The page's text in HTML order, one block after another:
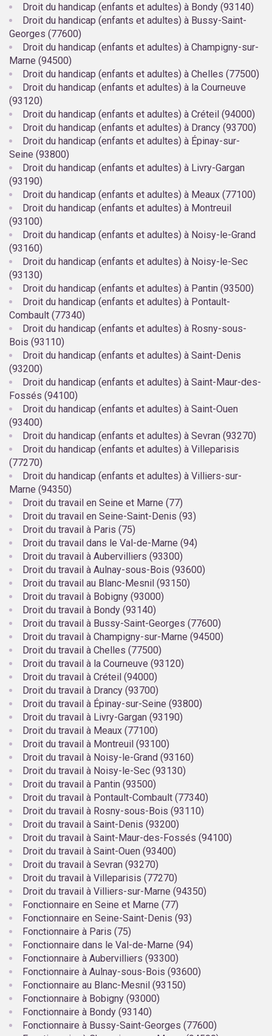
Droit du handicap (enfants et adultes) à Bondy (93140)
Droit du handicap (enfants et adultes) à Bussy-Saint-
Georges (77600)
Droit du handicap (enfants et adultes) à Champigny-sur-
Marne (94500)
Droit du handicap (enfants et adultes) à Chelles (77500)
Droit du handicap (enfants et adultes) à la Courneuve
(93120)
Droit du handicap (enfants et adultes) à Créteil (94000)
Droit du handicap (enfants et adultes) à Drancy (93700)
Droit du handicap (enfants et adultes) à Épinay-sur-
Seine (93800)
Droit du handicap (enfants et adultes) à Livry-Gargan
(93190)
Droit du handicap (enfants et adultes) à Meaux (77100)
Droit du handicap (enfants et adultes) à Montreuil
(93100)
Droit du handicap (enfants et adultes) à Noisy-le-Grand
(93160)
Droit du handicap (enfants et adultes) à Noisy-le-Sec
(93130)
Droit du handicap (enfants et adultes) à Pantin (93500)
Droit du handicap (enfants et adultes) à Pontault-
Combault (77340)
Droit du handicap (enfants et adultes) à Rosny-sous-
Bois (93110)
Droit du handicap (enfants et adultes) à Saint-Denis
(93200)
Droit du handicap (enfants et adultes) à Saint-Maur-des-
Fossés (94100)
Droit du handicap (enfants et adultes) à Saint-Ouen
(93400)
Droit du handicap (enfants et adultes) à Sevran (93270)
Droit du handicap (enfants et adultes) à Villeparisis
(77270)
Droit du handicap (enfants et adultes) à Villiers-sur-
Marne (94350)
Droit du travail en Seine et Marne (77)
Droit du travail en Seine-Saint-Denis (93)
Droit du travail à Paris (75)
Droit du travail dans le Val-de-Marne (94)
Droit du travail à Aubervilliers (93300)
Droit du travail à Aulnay-sous-Bois (93600)
Droit du travail au Blanc-Mesnil (93150)
Droit du travail à Bobigny (93000)
Droit du travail à Bondy (93140)
Droit du travail à Bussy-Saint-Georges (77600)
Droit du travail à Champigny-sur-Marne (94500)
Droit du travail à Chelles (77500)
Droit du travail à la Courneuve (93120)
Droit du travail à Créteil (94000)
Droit du travail à Drancy (93700)
Droit du travail à Épinay-sur-Seine (93800)
Droit du travail à Livry-Gargan (93190)
Droit du travail à Meaux (77100)
Droit du travail à Montreuil (93100)
Droit du travail à Noisy-le-Grand (93160)
Droit du travail à Noisy-le-Sec (93130)
Droit du travail à Pantin (93500)
Droit du travail à Pontault-Combault (77340)
Droit du travail à Rosny-sous-Bois (93110)
Droit du travail à Saint-Denis (93200)
Droit du travail à Saint-Maur-des-Fossés (94100)
Droit du travail à Saint-Ouen (93400)
Droit du travail à Sevran (93270)
Droit du travail à Villeparisis (77270)
Droit du travail à Villiers-sur-Marne (94350)
Fonctionnaire en Seine et Marne (77)
Fonctionnaire en Seine-Saint-Denis (93)
Fonctionnaire à Paris (75)
Fonctionnaire dans le Val-de-Marne (94)
Fonctionnaire à Aubervilliers (93300)
Fonctionnaire à Aulnay-sous-Bois (93600)
Fonctionnaire au Blanc-Mesnil (93150)
Fonctionnaire à Bobigny (93000)
Fonctionnaire à Bondy (93140)
Fonctionnaire à Bussy-Saint-Georges (77600)